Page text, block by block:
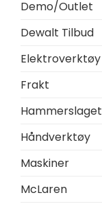
Demo/Outlet
Dewalt Tilbud
Elektroverktøy
Frakt
Hammerslaget
Håndverktøy
Maskiner
McLaren